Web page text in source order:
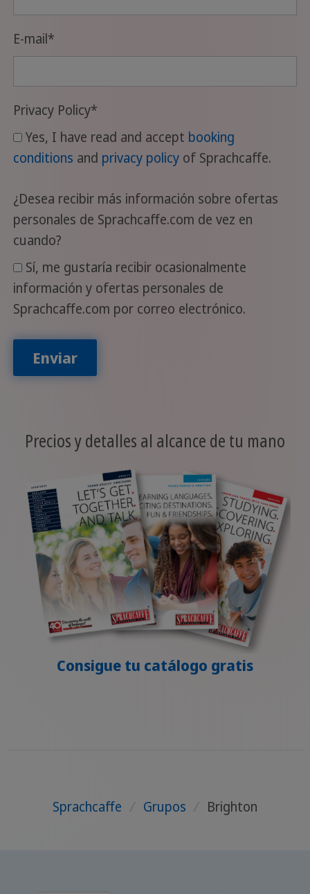
E-mail*
Privacy Policy*
Yes, I have read and accept booking
conditions and privacy policy of Sprachcaffe.
¿Desea recibir más información sobre ofertas
personales de Sprachcaffe.com de vez en
cuando?
información y ofertas personales de
Sprachcaffe.com por correo electrónico.
Enviar
Precios y detalles al alcance de tu mano
Consigue tu catálogo gratis
Sprachcaffe / Grupos / Brighton